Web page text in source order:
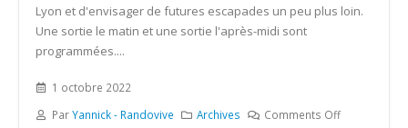
Lyon et d'envisager de futures escapades un peu plus loin.
Une sortie le matin et une sortie l'après-midi sont
programmées....
1 octobre 2022
ParYannick - Randovive Archives Comments Off